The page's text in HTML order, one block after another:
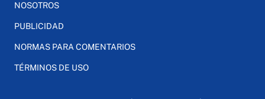
NOSOTROS
PUBLICIDAD
NORMAS PARA COMENTARIOS
TÉRMINOS DE USO